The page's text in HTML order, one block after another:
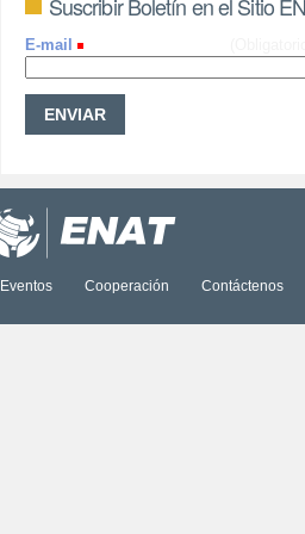
E-mail
Eventos Cooperación Contáctenos